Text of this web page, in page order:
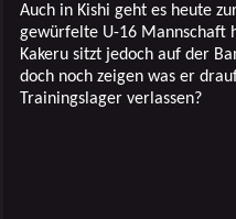
Auch in Kishi geht es heute
gewürfelte U-16 Mannschaft
Kakeru sitzt jedoch auf der
doch noch zeigen was er
Trainingslager verlassen?